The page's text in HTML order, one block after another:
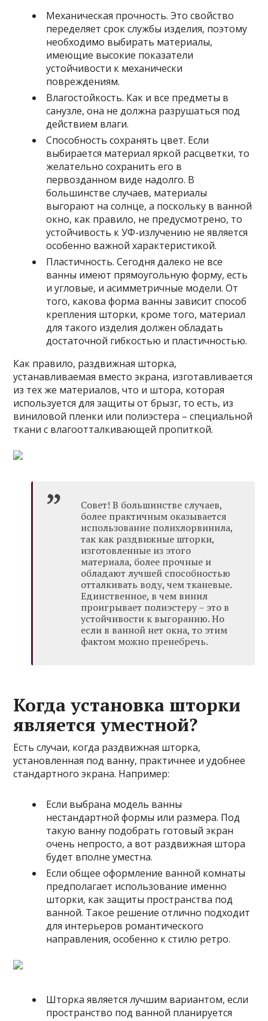
Механическая прочность. Это свойство
переделяет срок службы изделия, поэтому
необходимо выбирать материалы,
имеющие высокие показатели
устойчивости к механически
повреждениям.
Влагостойкость. Как и все предметы в
санузле, она не должна разрушаться под
действием влаги.
Способность сохранять цвет. Если
выбирается материал яркой расцветки, то
желательно сохранить его в
первозданном виде надолго. В
большинстве случаев, материалы
выгорают на солнце, а поскольку в ванной
окно, как правило, не предусмотрено, то
устойчивость к УФ-излучению не является
особенно важной характеристикой.
Пластичность. Сегодня далеко не все
ванны имеют прямоугольную форму, есть
и угловые, и асимметричные модели. От
того, какова форма ванны зависит способ
крепления шторки, кроме того, материал
для такого изделия должен обладать
достаточной гибкостью и пластичностью.
Как правило, раздвижная шторка,
устанавливаемая вместо экрана, изготавливается
из тех же материалов, что и штора, которая
используется для защиты от брызг, то есть, из
виниловой пленки или полиэстера – специальной
ткани с влагоотталкивающей пропиткой.
Совет! В большинстве случаев,
более практичным оказывается
использование полихлорвинила,
так как раздвижные шторки,
изготовленные из этого
материала, более прочные и
обладают лучшей способностью
отталкивать воду, чем тканевые.
Единственное, в чем винил
проигрывает полиэстеру – это в
устойчивости к выгоранию. Но
если в ванной нет окна, то этим
фактом можно пренебречь.
Когда установка шторки
является уместной?
Есть случаи, когда раздвижная шторка,
установленная под ванну, практичнее и удобнее
стандартного экрана. Например:
Если выбрана модель ванны
нестандартной формы или размера. Под
такую ванну подобрать готовый экран
очень непросто, а вот раздвижная штора
будет вполне уместна.
Если общее оформление ванной комнаты
предполагает использование именно
шторки, как защиты пространства под
ванной. Такое решение отлично подходит
для интерьеров романтического
направления, особенно к стилю ретро.
Шторка является лучшим вариантом, если
пространство под ванной планируется